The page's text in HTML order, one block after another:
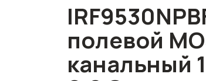
полевой
канальный